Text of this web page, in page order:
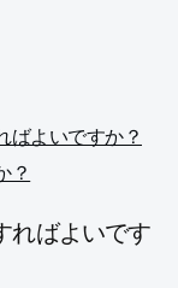
ばよいですか？
？
ればよいです